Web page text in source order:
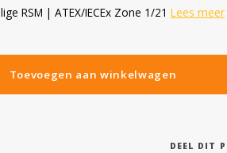
RSM | ATEX/IECEx Zone 1/21 Lees meer
Toevoegen aan winkelwagen
DEEL DIT